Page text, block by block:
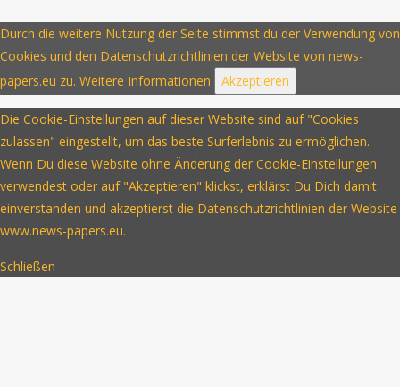
Durch die weitere Nutzung der Seite stimmst du der Verwendung von
Cookies und den Datenschutzrichtlinien der Website von news-
papers.eu zu. Weitere Informationen Akzeptieren
Die Cookie-Einstellungen auf dieser Website sind auf "Cookies
zulassen" eingestellt, um das beste Surferlebnis zu ermöglichen.
Wenn Du diese Website ohne Änderung der Cookie-Einstellungen
verwendest oder auf "Akzeptieren" klickst, erklärst Du Dich damit
einverstanden und akzeptierst die Datenschutzrichtlinien der Website
www.news-papers.eu.
Schließen